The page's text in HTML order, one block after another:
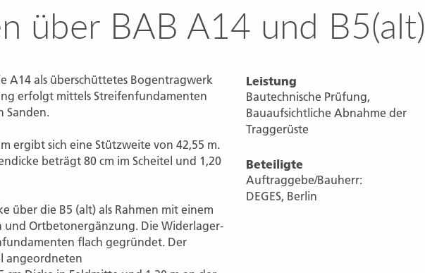
über BAB A14 und B5(alt)
A14 als überschüttetes Bogentragwerk
erfolgt mittels Streifenfundamenten
Sanden.
ergibt sich eine Stützweite von 42,55 m.
beträgt 80 cm im Scheitel und 1,20
über die B5 (alt) als Rahmen mit einem
und Ortbetonergänzung. Die Widerlager-
flach gegründet. Der
angeordneten
Leistung
Bautechnische Prüfung,
Bauaufsichtliche Abnahme der
Traggerüste
Beteiligte
Auftraggebe/Bauherr:
DEGES, Berlin